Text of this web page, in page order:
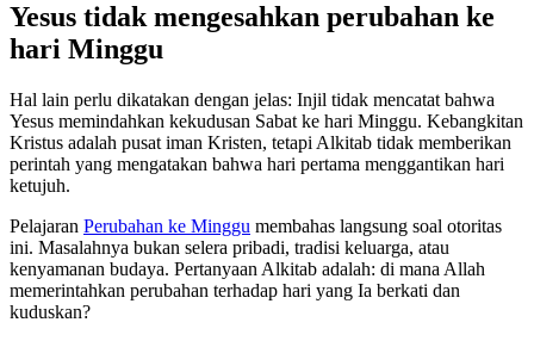
Yesus tidak mengesahkan perubahan ke
hari Minggu
Hal lain perlu dikatakan dengan jelas: Injil tidak mencatat bahwa
Yesus memindahkan kekudusan Sabat ke hari Minggu. Kebangkitan
Kristus adalah pusat iman Kristen, tetapi Alkitab tidak memberikan
perintah yang mengatakan bahwa hari pertama menggantikan hari
ketujuh.
Pelajaran Perubahan ke Minggu membahas langsung soal otoritas
ini. Masalahnya bukan selera pribadi, tradisi keluarga, atau
kenyamanan budaya. Pertanyaan Alkitab adalah: di mana Allah
memerintahkan perubahan terhadap hari yang Ia berkati dan
kuduskan?